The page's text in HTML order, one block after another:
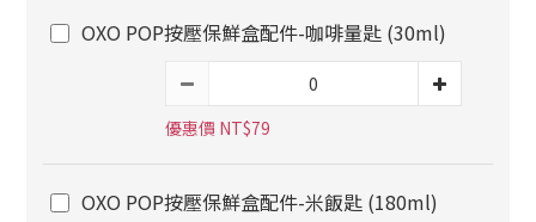
OXO POP按壓保鮮盒配件-咖啡量匙 (30ml)
優惠價 NT$79
OXO POP按壓保鮮盒配件-米飯匙 (180ml)